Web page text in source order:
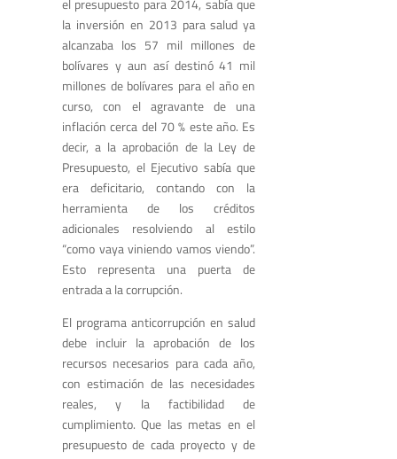
el presupuesto para 2014, sabía que
la inversión en 2013 para salud ya
alcanzaba los 57 mil millones de
bolívares y aun así destinó 41 mil
millones de bolívares para el año en
curso, con el agravante de una
inflación cerca del 70 % este año. Es
decir, a la aprobación de la Ley de
Presupuesto, el Ejecutivo sabía que
era deficitario, contando con la
herramienta de los créditos
adicionales resolviendo al estilo
“como vaya viniendo vamos viendo”.
Esto representa una puerta de
entrada a la corrupción.
El programa anticorrupción en salud
debe incluir la aprobación de los
recursos necesarios para cada año,
con estimación de las necesidades
reales, y la factibilidad de
cumplimiento. Que las metas en el
presupuesto de cada proyecto y de